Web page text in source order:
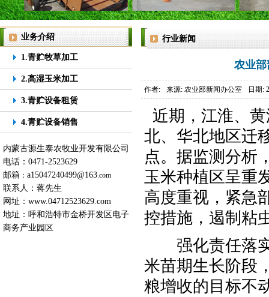
业务介绍
1.青贮牧草加工
2.高湿玉米加工
3.青贮设备租赁
4.青贮设备销售
内蒙古源生泰农牧业开发有限公司
电话：0471-2523629
邮箱 ： a15047240499@163.com
联系人：蒋先生
网址： www.04712523629.com
地址：呼和浩特市金桥开发区电子
商务产业园区
行业新闻
农业
作者: 来源: 农业部新闻办公室 日期:
近期，江淮、
北、华北地区迁
点。据监测分析
玉米种植区呈重
高度重视，紧急
控措施，遏制粘
强化责任落实
米苗期生长阶段
粮增收的目标不